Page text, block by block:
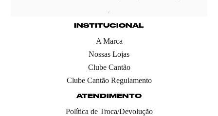
INSTITUCIONAL
A Marca
Nossas Lojas
Clube Cantão
Clube Cantão Regulamento
ATENDIMENTO
Política de Troca/Devolução